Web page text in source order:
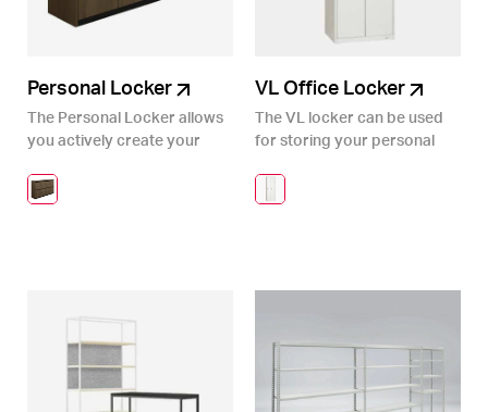
Personal Locker
The Personal Locker allows
you actively create your
and accessories.
VL Office Locker
The VL locker can be used
for storing your personal
equipment.